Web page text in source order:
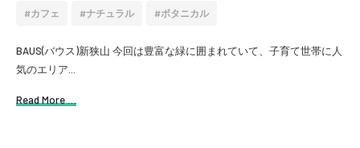
カフェ ナチュラル ボタニカル
BAUS(バウス)新狭山 今回は豊富な緑に囲まれていて、子育て世帯に人
気のエリア...
Read More …